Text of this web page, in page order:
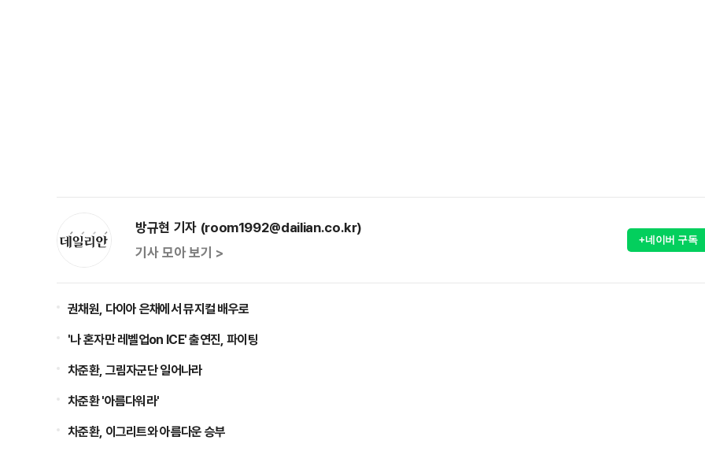
방규현 기자 (room1992@dailian.co.kr)
기사 모아 보기 >
+네이버 구독
권채원, 다이아 은채에서 뮤지컬 배우로
'나 혼자만 레벨업on ICE' 출연진, 파이팅
차준환, 그림자군단 일어나라
차준환 '아름다워라'
차준환, 이그리트와 아름다운 승부